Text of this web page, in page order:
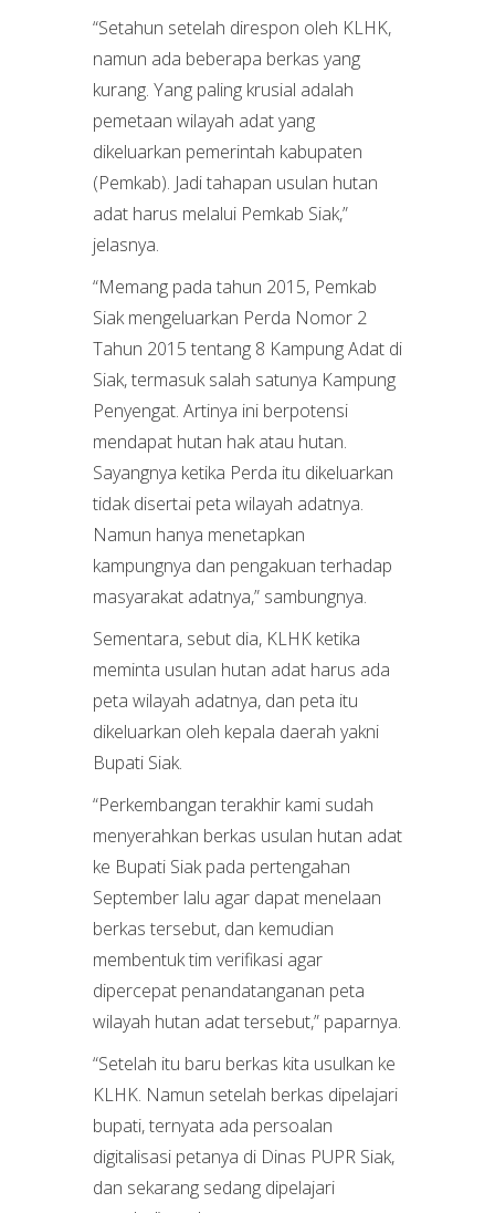
“Setahun setelah direspon oleh KLHK,
namun ada beberapa berkas yang
kurang. Yang paling krusial adalah
pemetaan wilayah adat yang
dikeluarkan pemerintah kabupaten
(Pemkab). Jadi tahapan usulan hutan
adat harus melalui Pemkab Siak,”
jelasnya.
“Memang pada tahun 2015, Pemkab
Siak mengeluarkan Perda Nomor 2
Tahun 2015 tentang 8 Kampung Adat di
Siak, termasuk salah satunya Kampung
Penyengat. Artinya ini berpotensi
mendapat hutan hak atau hutan.
Sayangnya ketika Perda itu dikeluarkan
tidak disertai peta wilayah adatnya.
Namun hanya menetapkan
kampungnya dan pengakuan terhadap
masyarakat adatnya,” sambungnya.
Sementara, sebut dia, KLHK ketika
meminta usulan hutan adat harus ada
peta wilayah adatnya, dan peta itu
dikeluarkan oleh kepala daerah yakni
Bupati Siak.
“Perkembangan terakhir kami sudah
menyerahkan berkas usulan hutan adat
ke Bupati Siak pada pertengahan
September lalu agar dapat menelaan
berkas tersebut, dan kemudian
membentuk tim verifikasi agar
dipercepat penandatanganan peta
wilayah hutan adat tersebut,” paparnya.
“Setelah itu baru berkas kita usulkan ke
KLHK. Namun setelah berkas dipelajari
bupati, ternyata ada persoalan
digitalisasi petanya di Dinas PUPR Siak,
dan sekarang sedang dipelajari